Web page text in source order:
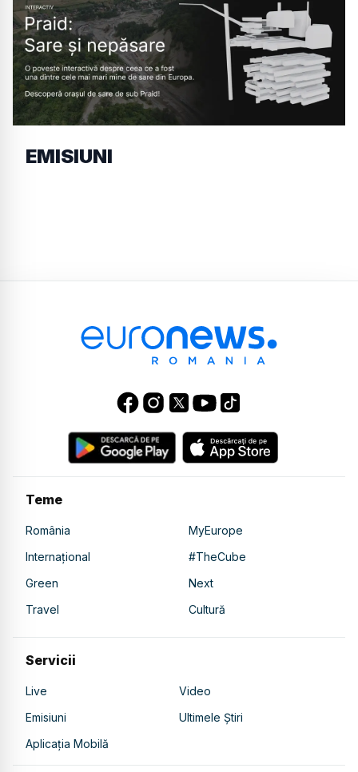
EMISIUNI
Teme
România
MyEurope
Internațional
#TheCube
Green
Next
Travel
Cultură
Servicii
Live
Video
Emisiuni
Ultimele Știri
Aplicația Mobilă